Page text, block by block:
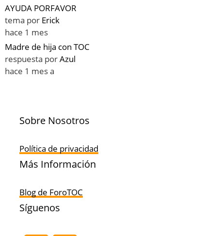
AYUDA PORFAVOR
tema por Erick
hace 1 mes
Madre de hija con TOC
respuesta porAzul
hace 1 mes a
Sobre Nosotros
Política de privacidad
Más Información
Blog de ForoTOC
Síguenos